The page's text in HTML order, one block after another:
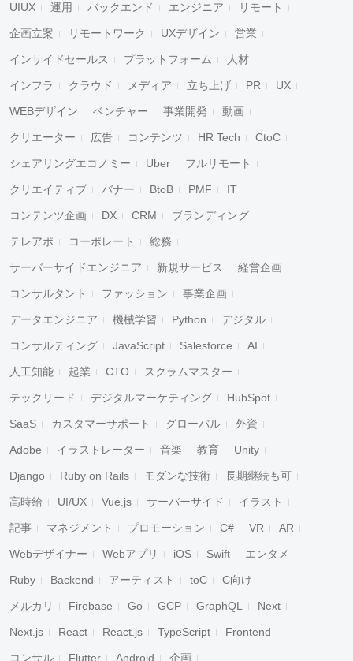
UIUX 運用 バックエンド エンジニア リモート
企画立案 リモートワーク UXデザイン 営業
インサイドセールス プラットフォーム 人材
インフラ クラウド メディア 立ち上げ PR UX
WEBデザイン ベンチャー 事業開発 動画
クリエーター 広告 コンテンツ HR Tech CtoC
シェアリングエコノミー Uber フルリモート
クリエイティブ バナー BtoB PMF IT
コンテンツ企画 DX CRM ブランディング
テレアポ コーポレート 総務
サーバーサイドエンジニア 新規サービス 経営企画
コンサルタント ファッション 事業企画
データエンジニア 機械学習 Python デジタル
コンサルティング JavaScript Salesforce AI
人工知能 起業 CTO スクラムマスター
テックリード デジタルマーケティング HubSpot
SaaS カスタマーサポート グローバル 外資
Adobe イラストレーター 音楽 教育 Unity
Django Ruby on Rails モダンな技術 長期継続も可
高時給 UI/UX Vue.js サーバーサイド イラスト
記事 マネジメント プロモーション C# VR AR
Webデザイナー Webアプリ iOS Swift エンタメ
Ruby Backend アーティスト toC C向け
メルカリ Firebase Go GCP GraphQL Next
Next.js React React.js TypeScript Frontend
コンサル Flutter Android 企画